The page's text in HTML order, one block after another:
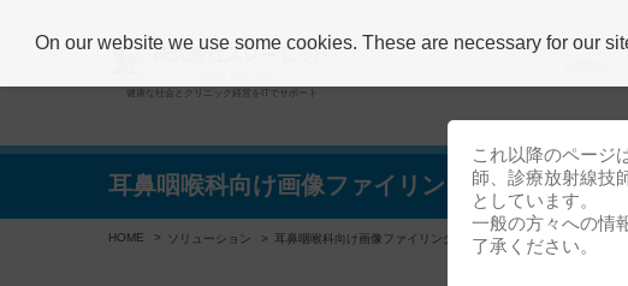
健康な社会とクリニック経営をITでサポート
耳鼻咽喉科向け画像ファイリングシステム
HOME ソリューション 耳鼻咽喉科向け画像ファイリングシステム
これ以降のページ
師、診療放射線技
としています。
一般の方々への情
了承ください。
On our website we use some cookies. These are necessary for our